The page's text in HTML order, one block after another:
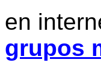
en
grupos